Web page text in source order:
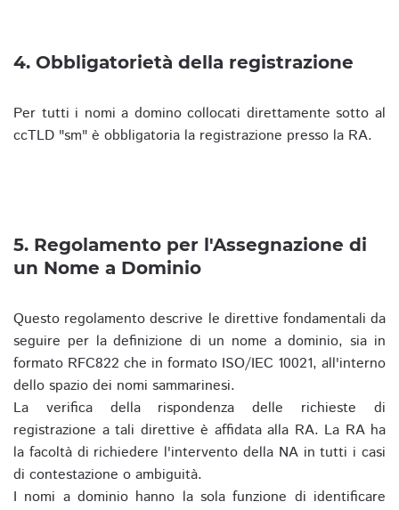
4. Obbligatorietà della registrazione
Per tutti i nomi a domino collocati direttamente sotto al
ccTLD "sm" è obbligatoria la registrazione presso la RA.
5. Regolamento per l'Assegnazione di
un Nome a Dominio
Questo regolamento descrive le direttive fondamentali da
seguire per la definizione di un nome a dominio, sia in
formato RFC822 che in formato ISO/IEC 10021, all'interno
dello spazio dei nomi sammarinesi.
La verifica della rispondenza delle richieste di
registrazione a tali direttive è affidata alla RA. La RA ha
la facoltà di richiedere l'intervento della NA in tutti i casi
di contestazione o ambiguità.
I nomi a dominio hanno la sola funzione di identificare